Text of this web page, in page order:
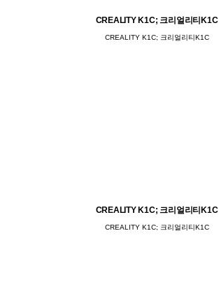
CREALITY K1C; 크리얼리티K1C
CREALITY K1C; 크리얼리티K1C
CREALITY K1C; 크리얼리티K1C
CREALITY K1C; 크리얼리티K1C